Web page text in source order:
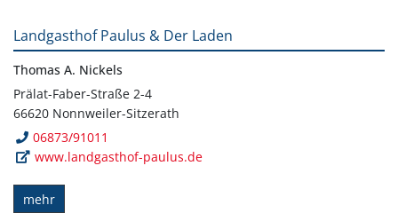
Landgasthof Paulus & Der Laden
Thomas A. Nickels
Prälat-Faber-Straße 2-4
66620 Nonnweiler-Sitzerath
06873/91011
www.landgasthof-paulus.de
mehr